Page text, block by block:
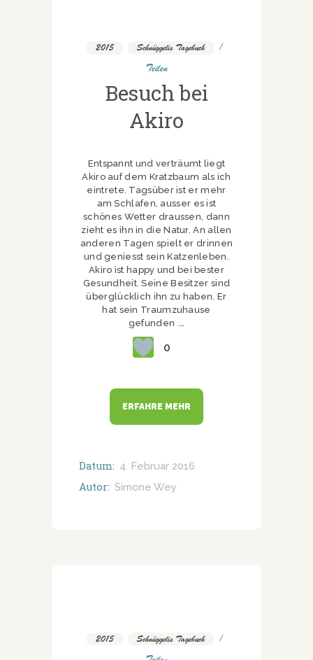
2015 Schnüggelis Tagebuch
Teilen
Besuch bei
Akiro
Entspannt und verträumt liegt
Akiro auf dem Kratzbaum als ich
eintrete. Tagsüber ist er mehr
am Schlafen, ausser es ist
schönes Wetter draussen, dann
zieht es ihn in die Natur. An allen
anderen Tagen spielt er drinnen
und geniesst sein Katzenleben.
Akiro ist happy und bei bester
Gesundheit. Seine Besitzer sind
überglücklich ihn zu haben. Er
hat sein Traumzuhause
gefunden .…
0
ERFAHRE MEHR
Datum: 4. Februar 2016
Autor: Simone Wey
2015 Schnüggelis Tagebuch